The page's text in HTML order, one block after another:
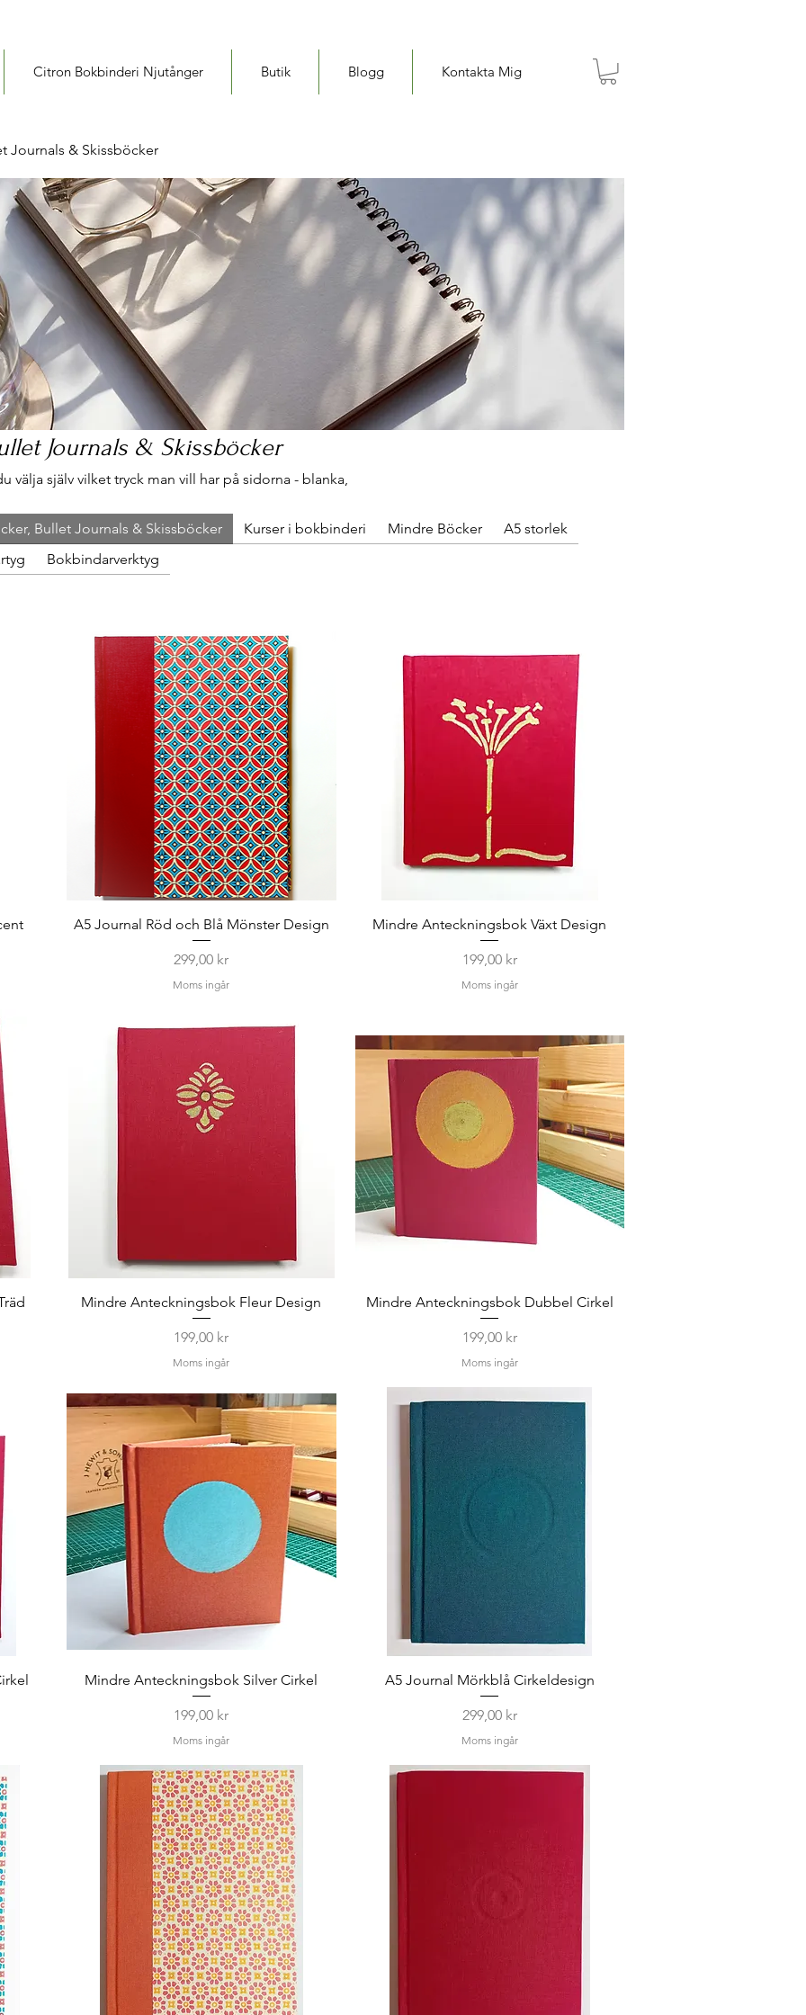
Citron Bokbinderi Njutånger Butik Blogg Kontakta Mig
Journals & Skissböcker
Journals & Skissböcker
välja själv vilket tryck man vill har på sidorna - blanka,
Bullet Journals & Skissböcker Kurser i bokbinderi Mindre Böcker
A5 storlek
Bokbindarverktyg
A5 Journal Röd och Blå Mönster Design
Pris
299,00 kr
Moms ingår
Mindre Anteckningsbok Växt Design
Pris
199,00 kr
Moms ingår
Mindre Anteckningsbok Fleur Design
Pris
199,00 kr
Moms ingår
Mindre Anteckningsbok Dubbel Cirkel
Pris
199,00 kr
Moms ingår
Mindre Anteckningsbok Silver Cirkel
Pris
199,00 kr
Moms ingår
A5 Journal Mörkblå Cirkeldesign
Pris
299,00 kr
Moms ingår